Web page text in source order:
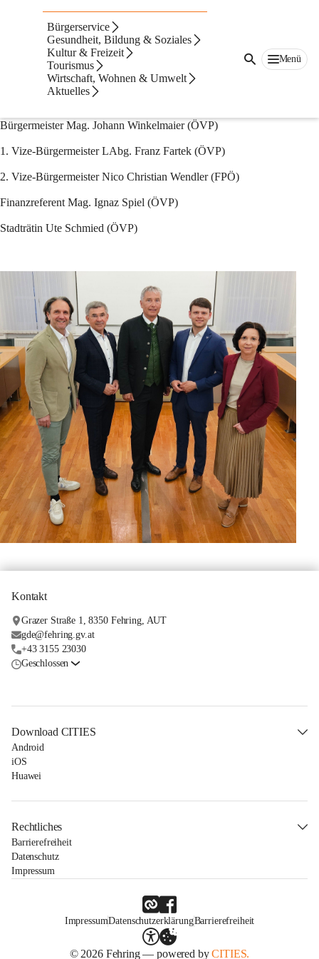
Bürgerservice
Gesundheit, Bildung & Soziales
Kultur & Freizeit
Tourismus
Wirtschaft, Wohnen & Umwelt
Aktuelles
Menü
Stadtrat
In der konstituierenden Sitzung des Gemeinderates am 23. April
2025 wurden vom Gemeinderat der Bürgermeister sowie die
Vorstandsmitglieder gewählt:
Bürgermeister Mag. Johann Winkelmaier (ÖVP)
1. Vize-Bürgermeister LAbg. Franz Fartek (ÖVP)
2. Vize-Bürgermeister Nico Christian Wendler (FPÖ)
Finanzreferent Mag. Ignaz Spiel (ÖVP)
Stadträtin Ute Schmied (ÖVP)
Kontakt
Grazer Straße 1, 8350 Fehring, AUT
gde@fehring.gv.at
+43 3155 23030
Geschlossen
Download CITIES
Android
iOS
Huawei
Rechtliches
Barrierefreiheit
Datenschutz
Impressum
ImpressumDatenschutzerklärungBarrierefreiheit
© 2026 Fehring — powered byCITIES.